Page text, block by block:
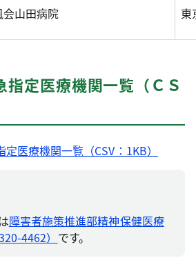
会山田病院 東
指定医療機関一覧（ＣＳ
医療機関一覧（CSV：1KB）
障害者施策推進部精神保健医療
4462） です。